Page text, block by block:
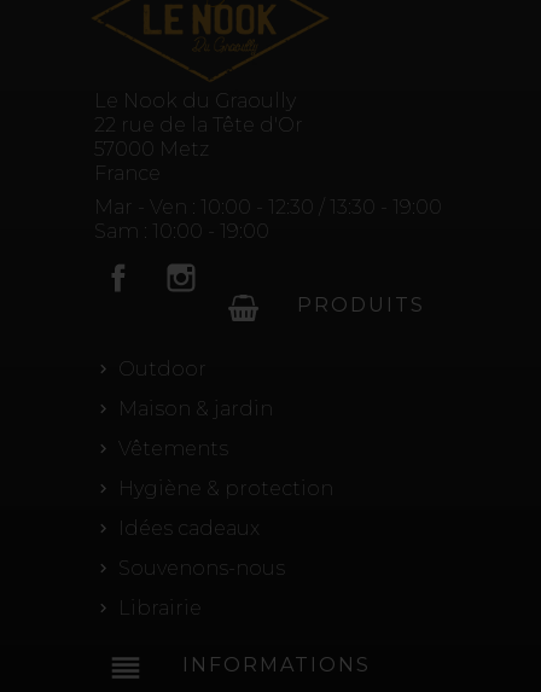
Le Nook du Graoully
22 rue de la Tête d'Or
57000 Metz
France
Mar - Ven : 10:00 - 12:30 / 13:30 - 19:00
Sam : 10:00 - 19:00
Facebook
PRODUITS
Outdoor
Maison & jardin
Vêtements
Hygiène & protection
Idées cadeaux
Souvenons-nous
Librairie
reorder INFORMATIONS